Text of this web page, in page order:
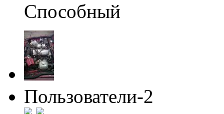
Способный
Пользователи-2